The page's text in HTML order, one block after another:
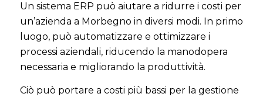
Un sistema ERP può aiutare a ridurre i costi per
un’azienda a Morbegno in diversi modi. In primo
luogo, può automatizzare e ottimizzare i
processi aziendali, riducendo la manodopera
necessaria e migliorando la produttività.
Ciò può portare a costi più bassi per la gestione